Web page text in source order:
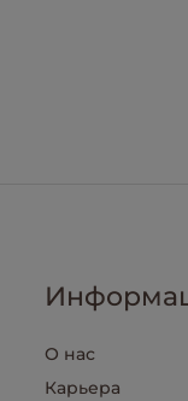
О нас
Карьера